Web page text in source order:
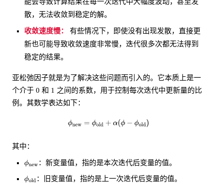
散，无法收敛到稳定的解。
收敛速度慢：
有些情况下，即使没有出现发散，直接更
新也可能导致收敛速度非常慢，迭代很多次都无法得到
稳定的结果。
亚松弛因子就是为了解决这些问题而引入的。它本质上是一
个介于 0 和 1 之间的系数，用于控制每次迭代中更新量的比
例。其数学表达如下：
其中：
：新变量值，指的是本次迭代后变量的值。
：旧变量值，指的是上一次迭代后变量的值。